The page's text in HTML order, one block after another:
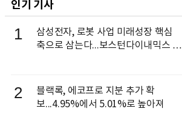
인기 기사
1
삼성전자, 로봇 사업 미래성장 핵심
축으로 삼는다...보스턴다이내믹스 출
2
블랙록, 에코프로 지분 추가 확
보...4.95%에서 5.01%로 높아져